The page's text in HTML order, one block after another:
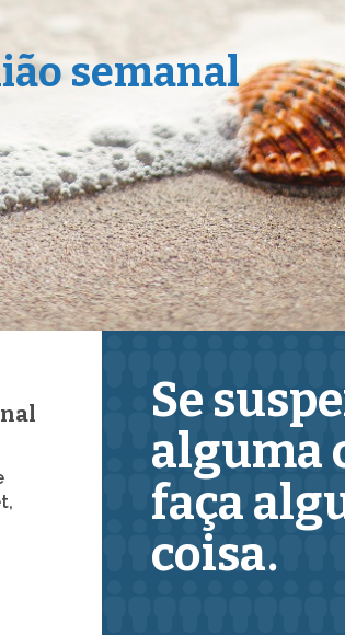
semanal
Se
alguma
faça
coisa.